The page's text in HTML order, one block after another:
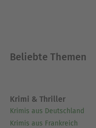
Beliebte Themen
Krimi & Thriller
Krimis aus Deutschland
Krimis aus Frankreich